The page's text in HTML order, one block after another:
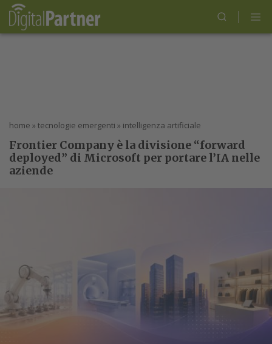
home » tecnologie emergenti » intelligenza artificiale
Frontier Company è la divisione “forward
deployed” di Microsoft per portare l’IA nelle
aziende